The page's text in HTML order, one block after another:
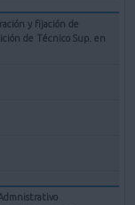
y fijación de
de Técnico Sup. en